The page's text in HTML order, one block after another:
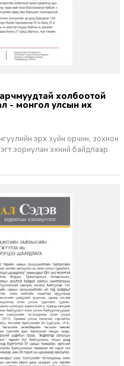
- монгол улсын их
эрх зүйн орчин, зохион
зориулан эхний байдлаар